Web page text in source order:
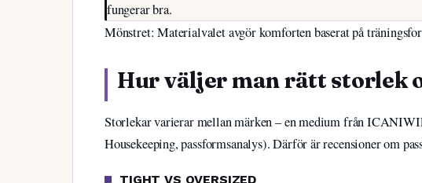
fungerar bra.
Mönstret: Materialvalet avgör komforten baserat på
Hur väljer man rätt storlek
Storlekar varierar mellan märken – en medium från
Housekeeping, passformsanalys). Därför är recensioner om
TIGHT VS OVERSIZED